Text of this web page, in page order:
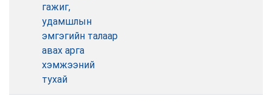
гажиг,
удамшлын
эмгэгийн талаар
авах арга
хэмжээний
тухай